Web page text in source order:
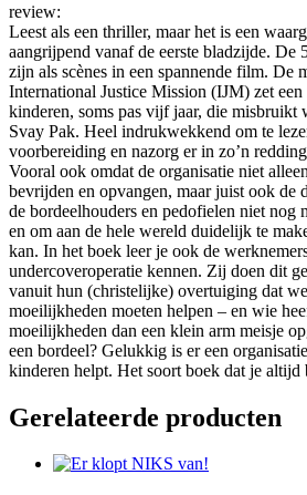
review:
Leest als een thriller, maar het is een
aangrijpend vanaf de eerste bladzijde. De
zijn als scènes in een spannende film. De
International Justice Mission (IJM) zet
kinderen, soms pas vijf jaar, die misbruikt
Svay Pak. Heel indrukwekkend om te
voorbereiding en nazorg er in zo’n
Vooral ook omdat de organisatie niet
bevrijden en opvangen, maar juist ook de
de bordeelhouders en pedofielen niet nog
en om aan de hele wereld duidelijk te
kan. In het boek leer je ook de
undercoveroperatie kennen. Zij doen dit
vanuit hun (christelijke) overtuiging dat
moeilijkheden moeten helpen – en wie
moeilijkheden dan een klein arm meisje
een bordeel? Gelukkig is er een
kinderen helpt. Het soort boek dat je
Gerelateerde producten